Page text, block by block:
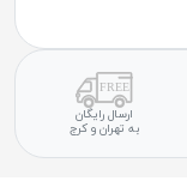
ارسال رایگان
به تهران و کرج